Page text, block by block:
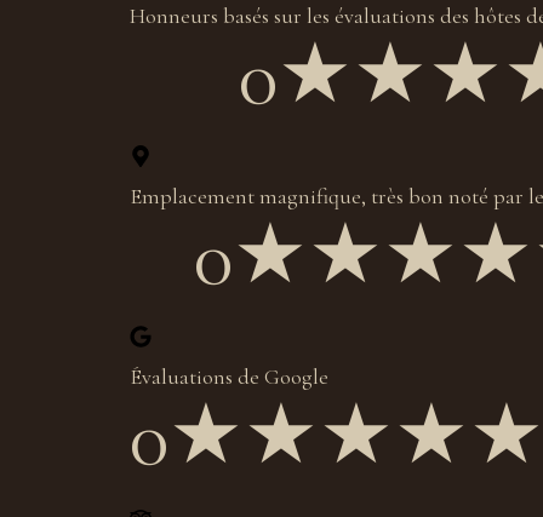
Honneurs basés sur les évaluations des hôtes
0
Emplacement magnifique, très bon noté par
0
Évaluations de Google
0★★★★★